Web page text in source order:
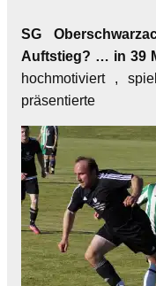
SG
Auftstieg? … in 39
hochmotiviert ,